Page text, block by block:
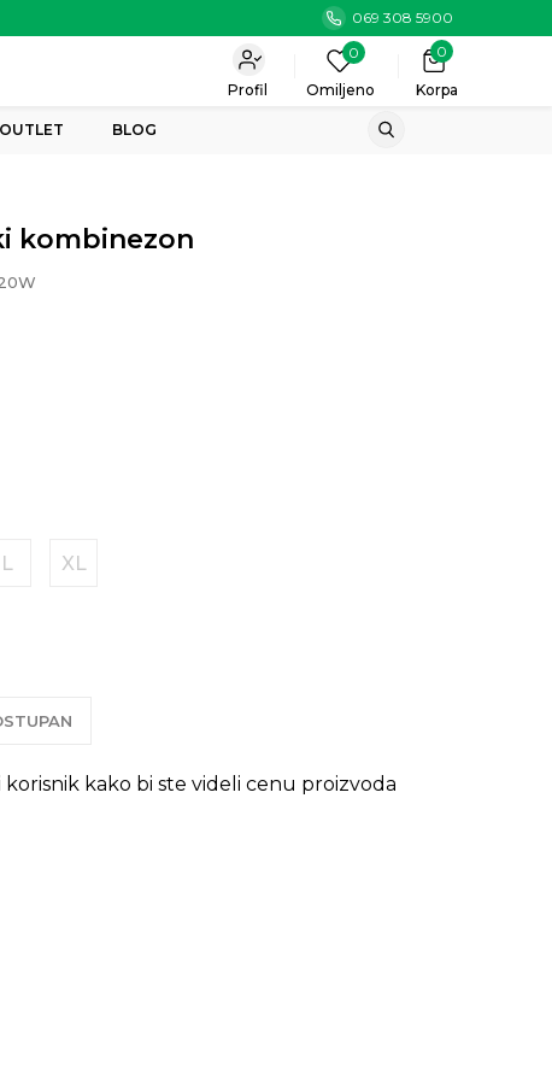
069 308 5900
Korpa
0
0
Omiljeno
Profil
OUTLET BLOG
kombinezon
L XL
kako bi ste videli cenu proizvoda